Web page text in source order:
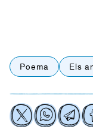
Poema Els